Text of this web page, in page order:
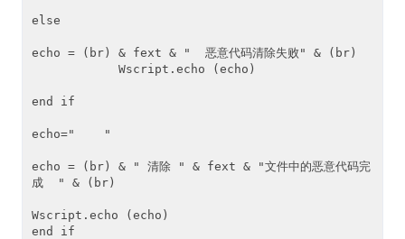
else
echo = (br) & fext & "  恶意代码清除失败" & (br)
Wscript.echo (echo)
end if
echo="    "
echo = (br) & " 清除 " & fext & "文件中的恶意代码完
成  " & (br)
Wscript.echo (echo)
end if